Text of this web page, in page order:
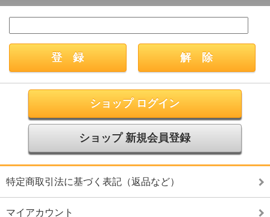
ショップ ログイン
ショップ 新規会員登録
特定商取引法に基づく表記（返品など）
マイアカウント